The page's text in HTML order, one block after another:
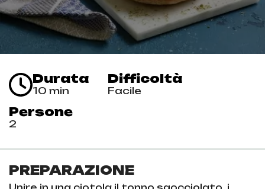
Durata
10 min
Difficoltà
Facile
Persone
2
PREPARAZIONE